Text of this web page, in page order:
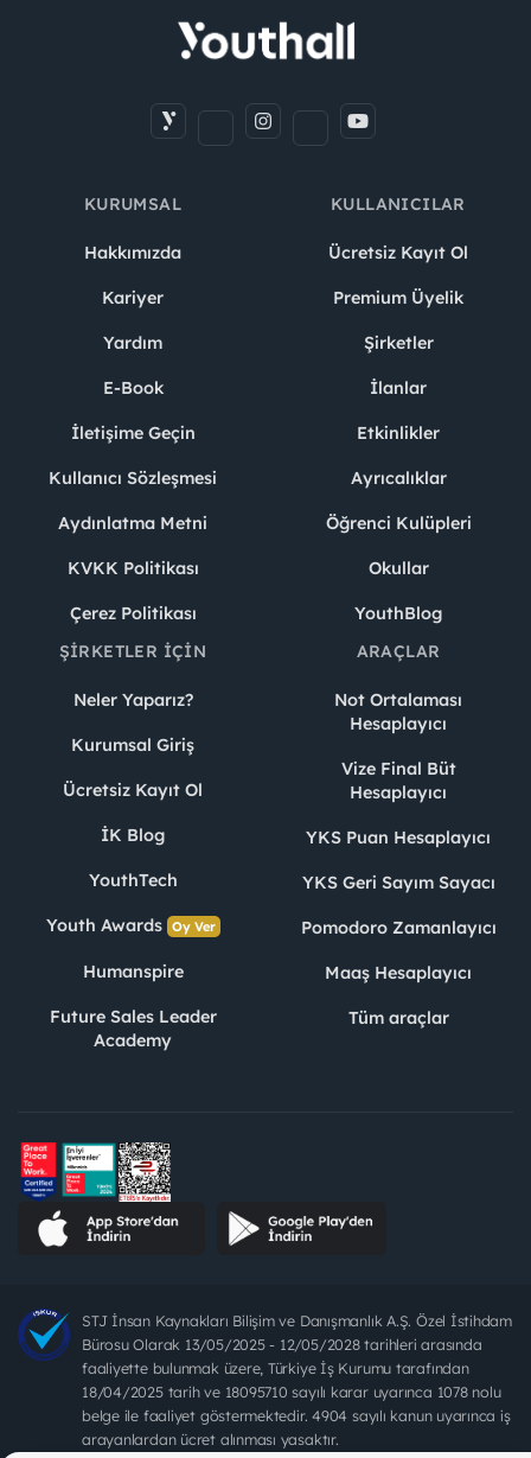
KURUMSAL
Hakkımızda
Kariyer
Yardım
E-Book
İletişime Geçin
Kullanıcı Sözleşmesi
Aydınlatma Metni
KVKK Politikası
Çerez Politikası
KULLANICILAR
Ücretsiz Kayıt Ol
Premium Üyelik
Şirketler
İlanlar
Etkinlikler
Ayrıcalıklar
Öğrenci Kulüpleri
Okullar
YouthBlog
ŞIRKETLER İÇIN
Neler Yaparız?
Kurumsal Giriş
Ücretsiz Kayıt Ol
İK Blog
YouthTech
Youth Awards Oy Ver
Humanspire
Future Sales Leader
Academy
ARAÇLAR
Not Ortalaması
Hesaplayıcı
Vize Final Büt
Hesaplayıcı
YKS Puan Hesaplayıcı
YKS Geri Sayım Sayacı
Pomodoro Zamanlayıcı
Maaş Hesaplayıcı
Tüm araçlar
STJ İnsan Kaynakları Bilişim ve Danışmanlık A.Ş. Özel İstihdam
Bürosu Olarak 13/05/2025 - 12/05/2028 tarihleri arasında
faaliyette bulunmak üzere, Türkiye İş Kurumu tarafından
18/04/2025 tarih ve 18095710 sayılı karar uyarınca 1078 nolu
belge ile faaliyet göstermektedir. 4904 sayılı kanun uyarınca iş
arayanlardan ücret alınması yasaktır.